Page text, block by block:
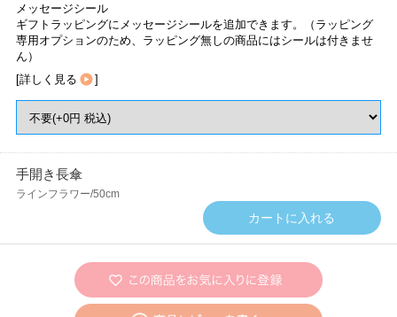
メッセージシール
ギフトラッピングにメッセージシールを追加できます。（ラッピング
専用オプションのため、ラッピング無しの商品にはシールは付きませ
ん）
[詳しく見る ]
手開き長傘
ラインフラワー/50cm